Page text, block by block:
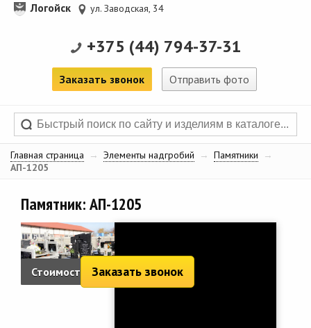
Логойск ул. Заводская, 34
+375 (44) 794-37-31
Заказать звонок Отправить фото
Главная страница → Элементы надгробий → Памятники
→
АП-1205
Памятник: АП-1205
Стоимость: 7 379 руб.
Заказать звонок